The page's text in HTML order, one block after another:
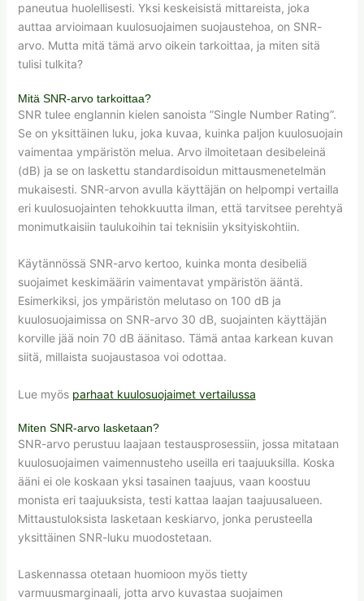
paneutua huolellisesti. Yksi keskeisistä mittareista, joka
auttaa arvioimaan kuulosuojaimen suojaustehoa, on SNR-
arvo. Mutta mitä tämä arvo oikein tarkoittaa, ja miten sitä
tulisi tulkita?
Mitä SNR-arvo tarkoittaa?
SNR tulee englannin kielen sanoista ”Single Number Rating”.
Se on yksittäinen luku, joka kuvaa, kuinka paljon kuulosuojain
vaimentaa ympäristön melua. Arvo ilmoitetaan desibeleinä
(dB) ja se on laskettu standardisoidun mittausmenetelmän
mukaisesti. SNR-arvon avulla käyttäjän on helpompi vertailla
eri kuulosuojainten tehokkuutta ilman, että tarvitsee perehtyä
monimutkaisiin taulukoihin tai teknisiin yksityiskohtiin.
Käytännössä SNR-arvo kertoo, kuinka monta desibeliä
suojaimet keskimäärin vaimentavat ympäristön ääntä.
Esimerkiksi, jos ympäristön melutaso on 100 dB ja
kuulosuojaimissa on SNR-arvo 30 dB, suojainten käyttäjän
korville jää noin 70 dB äänitaso. Tämä antaa karkean kuvan
siitä, millaista suojaustasoa voi odottaa.
Lue myös parhaat kuulosuojaimet vertailussa
Miten SNR-arvo lasketaan?
SNR-arvo perustuu laajaan testausprosessiin, jossa mitataan
kuulosuojaimen vaimennusteho useilla eri taajuuksilla. Koska
ääni ei ole koskaan yksi tasainen taajuus, vaan koostuu
monista eri taajuuksista, testi kattaa laajan taajuusalueen.
Mittaustuloksista lasketaan keskiarvo, jonka perusteella
yksittäinen SNR-luku muodostetaan.
Laskennassa otetaan huomioon myös tietty
varmuusmarginaali, jotta arvo kuvastaa suojaimen